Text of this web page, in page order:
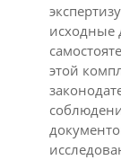
исходные
этой